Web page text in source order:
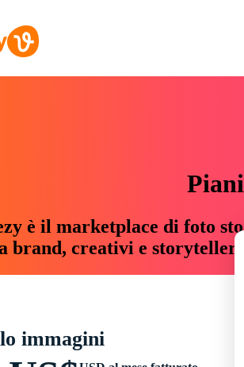
è il marketplace di foto
brand, creativi e storyteller
immagini